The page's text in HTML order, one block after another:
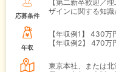
応募条件
【第二新卒歓迎／
ザインに関する知識
年収
【年収例1】
430万
【年収例2】
470万
東京本社、または